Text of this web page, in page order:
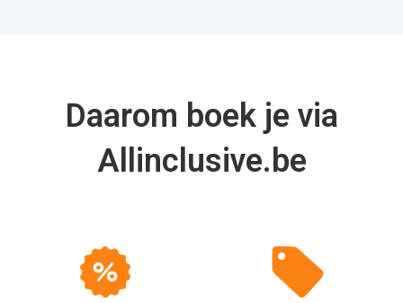
Daarom boek je via
Allinclusive.be